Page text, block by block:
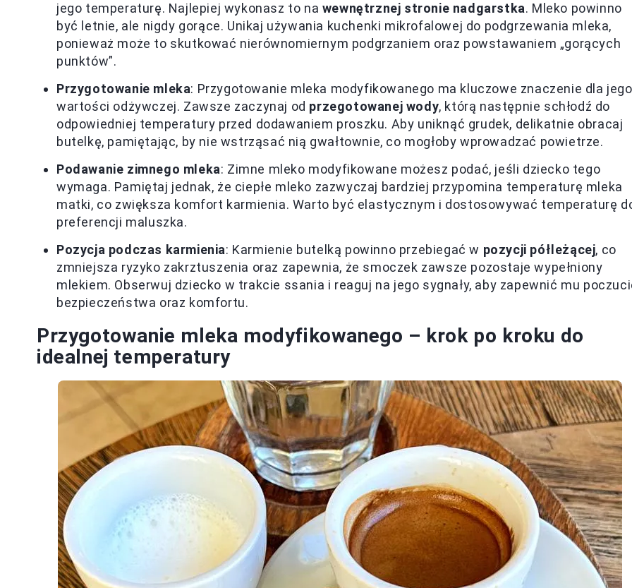
jego temperaturę. Najlepiej wykonasz to na wewnętrznej stronie nadgarstka. Mleko powinno
być letnie, ale nigdy gorące. Unikaj używania kuchenki mikrofalowej do podgrzewania mleka,
ponieważ może to skutkować nierównomiernym podgrzaniem oraz powstawaniem „gorących
punktów”.
Przygotowanie mleka: Przygotowanie mleka modyfikowanego ma kluczowe znaczenie dla jego
wartości odżywczej. Zawsze zaczynaj od przegotowanej wody, którą następnie schłodź do
odpowiedniej temperatury przed dodawaniem proszku. Aby uniknąć grudek, delikatnie obracaj
butelkę, pamiętając, by nie wstrząsać nią gwałtownie, co mogłoby wprowadzać powietrze.
Podawanie zimnego mleka: Zimne mleko modyfikowane możesz podać, jeśli dziecko tego
wymaga. Pamiętaj jednak, że ciepłe mleko zazwyczaj bardziej przypomina temperaturę mleka
matki, co zwiększa komfort karmienia. Warto być elastycznym i dostosowywać temperaturę
preferencji maluszka.
Pozycja podczas karmienia: Karmienie butelką powinno przebiegać w pozycji półleżącej, co
zmniejsza ryzyko zakrztuszenia oraz zapewnia, że smoczek zawsze pozostaje wypełniony
mlekiem. Obserwuj dziecko w trakcie ssania i reaguj na jego sygnały, aby zapewnić mu
bezpieczeństwa oraz komfortu.
Przygotowanie mleka modyfikowanego – krok po kroku do
idealnej temperatury